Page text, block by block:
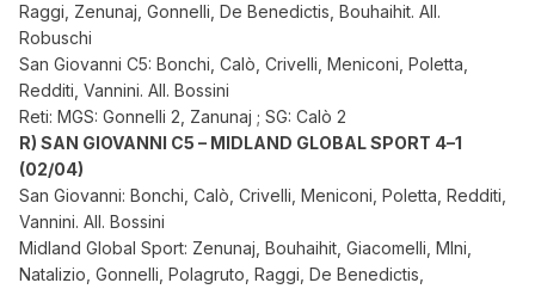
Raggi, Zenunaj, Gonnelli, De Benedictis, Bouhaihit. All.
Robuschi
San Giovanni C5: Bonchi, Calò, Crivelli, Meniconi, Poletta,
Redditi, Vannini. All. Bossini
Reti: MGS: Gonnelli 2, Zanunaj ; SG: Calò 2
R) SAN GIOVANNI C5 – MIDLAND GLOBAL SPORT 4–1
(02/04)
San Giovanni: Bonchi, Calò, Crivelli, Meniconi, Poletta, Redditi,
Vannini. All. Bossini
Midland Global Sport: Zenunaj, Bouhaihit, Giacomelli, MIni,
Natalizio, Gonnelli, Polagruto, Raggi, De Benedictis,